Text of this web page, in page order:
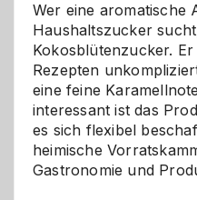
Wer eine aromatische
Haushaltszucker
Kokosblütenzucker.
Rezepten
eine feine
interessant ist das
es sich flexibel
heimische
Gastronomie und